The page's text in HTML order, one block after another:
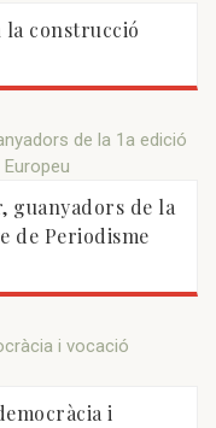
la construcció
guanyadors de la
de Periodisme
i